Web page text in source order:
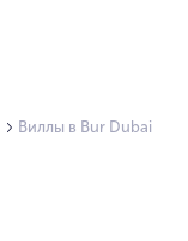
Виллы в Bur Dubai